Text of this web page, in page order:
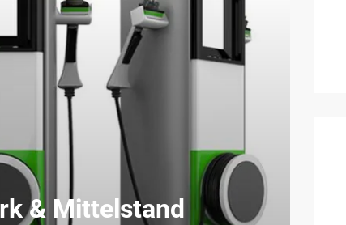
& Mittelstand